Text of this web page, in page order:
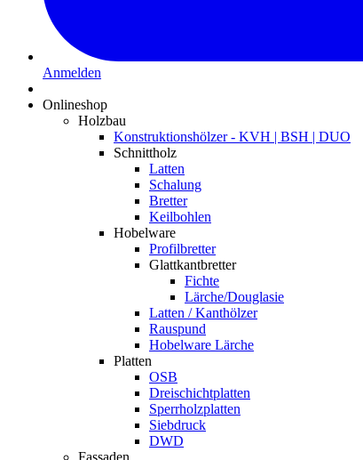
Anmelden
Onlineshop
Holzbau
Konstruktionshölzer - KVH | BSH | DUO
Schnittholz
Latten
Schalung
Bretter
Keilbohlen
Hobelware
Profilbretter
Glattkantbretter
Fichte
Lärche/Douglasie
Latten / Kanthölzer
Rauspund
Hobelware Lärche
Platten
OSB
Dreischichtplatten
Sperrholzplatten
Siebdruck
DWD
Fassaden